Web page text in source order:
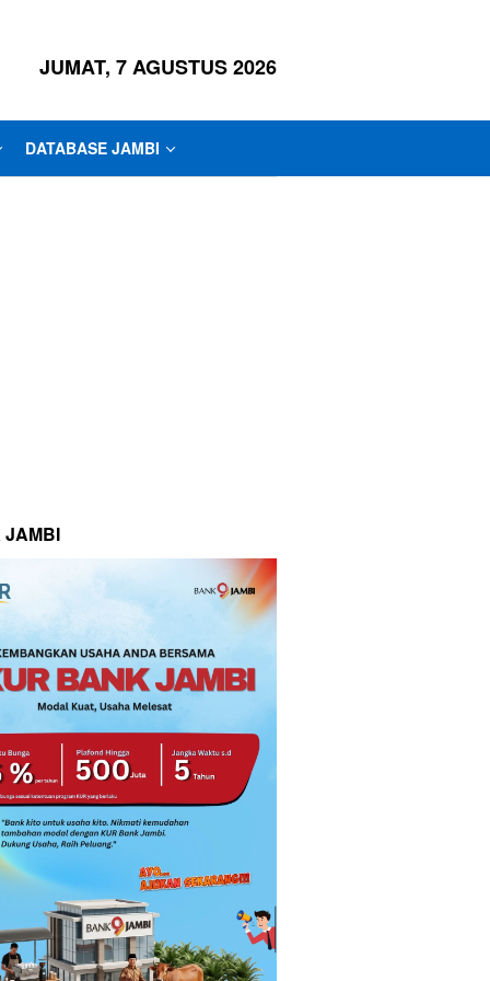
JUMAT, 7 AGUSTUS 2026
DATABASE JAMBI